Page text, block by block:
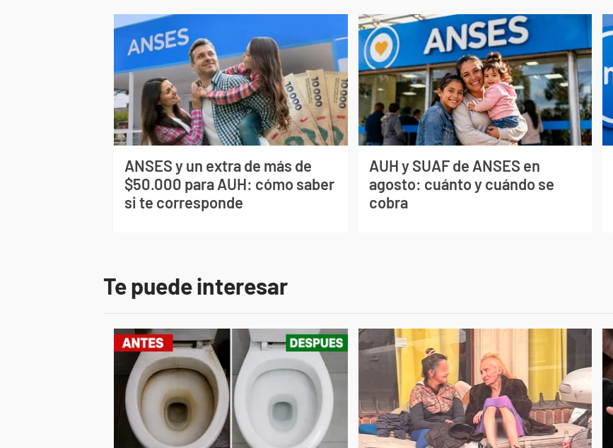
ANSES y un extra de más de
$50.000 para AUH: cómo saber
si te corresponde
AUH y SUAF de ANSES en
agosto: cuánto y cuándo se
cobra
Te puede interesar